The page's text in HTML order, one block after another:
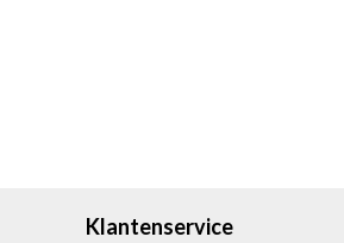
Klantenservice